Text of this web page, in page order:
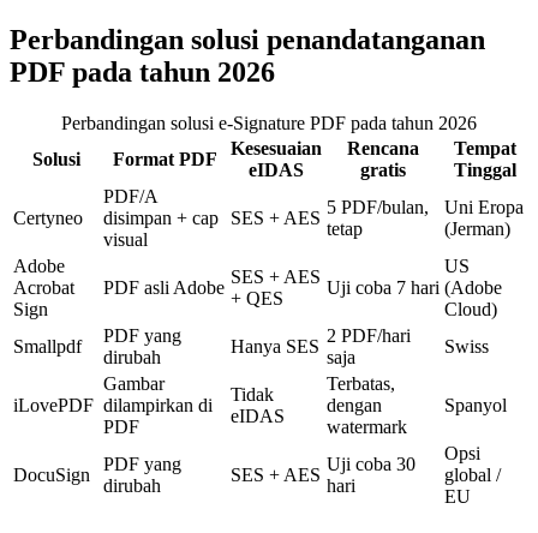
Perbandingan solusi penandatanganan
PDF pada tahun 2026
Perbandingan solusi e-Signature PDF pada tahun 2026
Solusi
Format PDF
Kesesuaian
eIDAS
Rencana
gratis
Tempat
Tinggal
Certyneo
PDF/A
disimpan + cap
visual
SES + AES
5 PDF/bulan,
tetap
Uni Eropa
(Jerman)
Adobe
Acrobat
Sign
PDF asli Adobe
SES + AES
+ QES
Uji coba 7 hari
US
(Adobe
Cloud)
Smallpdf
PDF yang
dirubah
Hanya SES
2 PDF/hari
saja
Swiss
iLovePDF
Gambar
dilampirkan di
PDF
Tidak
eIDAS
Terbatas,
dengan
watermark
Spanyol
DocuSign
PDF yang
dirubah
SES + AES
Uji coba 30
hari
Opsi
global /
EU